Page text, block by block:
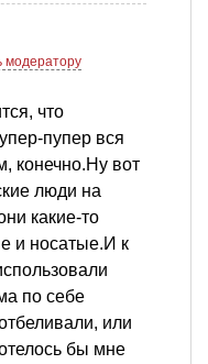
что
пупер вся
конечно.Ну вот
люди на
какие-то
и носатые.И к
по себе
или
бы мне